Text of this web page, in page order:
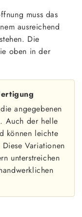
muss das
ausreichend
Die
oben in der
angegebenen
Auch der helle
können leichte
Variationen
unterstreichen